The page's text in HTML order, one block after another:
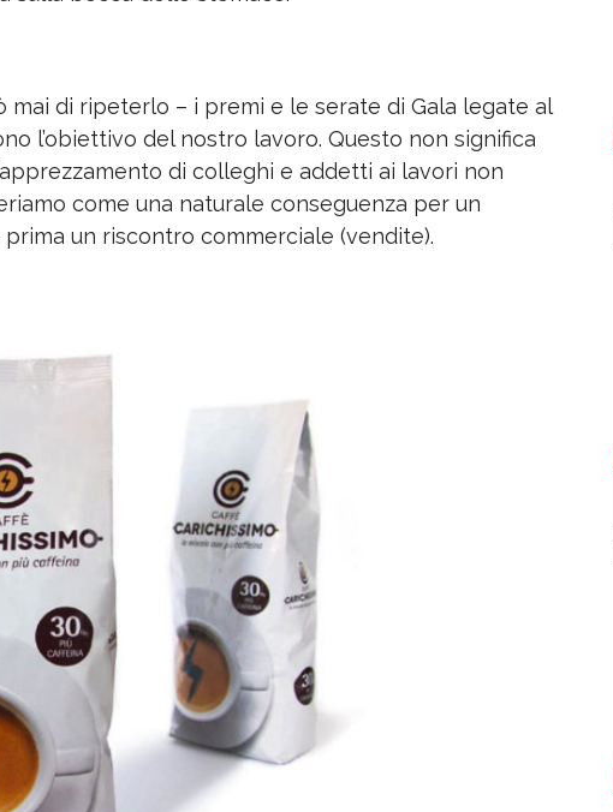
mai di ripeterlo – i premi e le serate di Gala legate al
l’obiettivo del nostro lavoro. Questo non significa
di colleghi e addetti ai lavori non
come una naturale conseguenza per un
un riscontro commerciale (vendite).